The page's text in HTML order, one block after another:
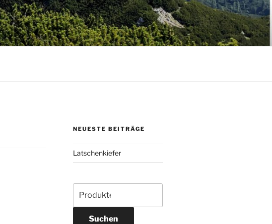
NEUESTE BEITRÄGE
Latschenkiefer
nach:
Suchen